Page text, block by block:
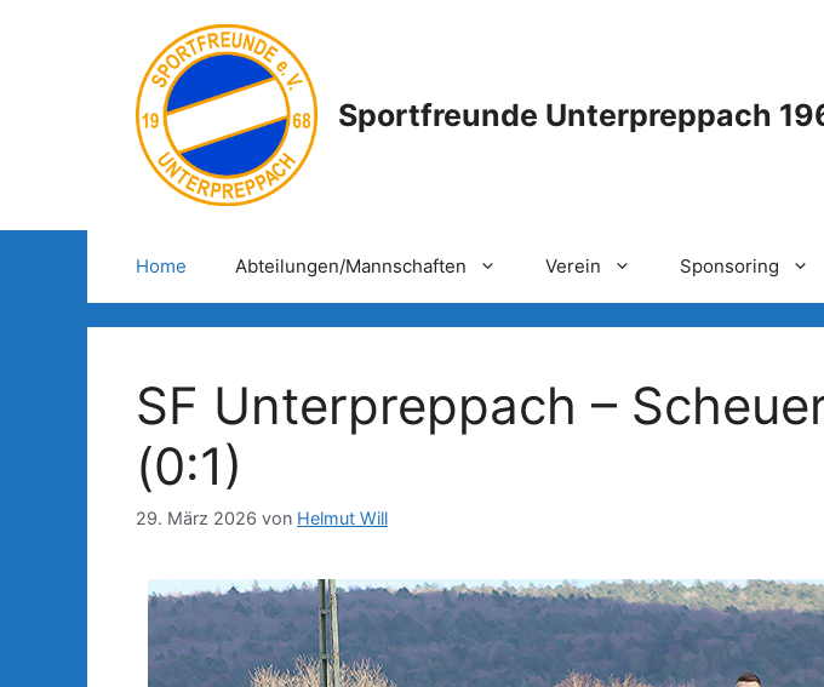
Sportfreunde Unterpreppach
Home Abteilungen/Mannschaften Verein Sponsoring
SF Unterpreppach –
(0:1)
29. März 2026 von Helmut Will